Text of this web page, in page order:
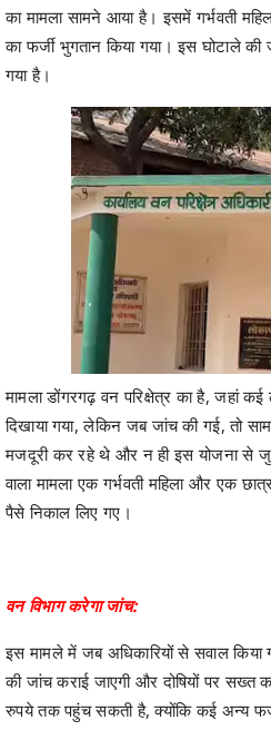
का मामला सामने आया है। इसमें गर्भवती
का फर्जी भुगतान किया गया। इस घोटाले
गया है।
मामला डोंगरगढ़ वन परिक्षेत्र का है, जहां
दिखाया गया, लेकिन जब जांच की गई, तो
मजदूरी कर रहे थे और न ही इस योजना से
वाला मामला एक गर्भवती महिला और एक
पैसे निकाल लिए गए।
वन विभाग करेगा जांच:
इस मामले में जब अधिकारियों से सवाल किया
की जांच कराई जाएगी और दोषियों पर सख्त
रुपये तक पहुंच सकती है, क्योंकि कई अन्य